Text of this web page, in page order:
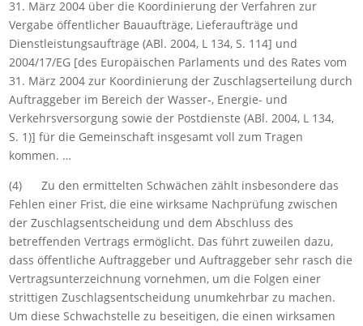
31. März 2004 über die Koordinierung der Verfahren zur
Vergabe öffentlicher Bauaufträge, Lieferaufträge und
Dienstleistungsaufträge (ABl. 2004, L 134, S. 114] und
2004/17/EG [des Europäischen Parlaments und des Rates vom
31. März 2004 zur Koordinierung der Zuschlagserteilung durch
Auftraggeber im Bereich der Wasser‑, Energie- und
Verkehrsversorgung sowie der Postdienste (ABl. 2004, L 134,
S. 1)] für die Gemeinschaft insgesamt voll zum Tragen
kommen. …
(4) Zu den ermittelten Schwächen zählt insbesondere das
Fehlen einer Frist, die eine wirksame Nachprüfung zwischen
der Zuschlagsentscheidung und dem Abschluss des
betreffenden Vertrags ermöglicht. Das führt zuweilen dazu,
dass öffentliche Auftraggeber und Auftraggeber sehr rasch die
Vertragsunterzeichnung vornehmen, um die Folgen einer
strittigen Zuschlagsentscheidung unumkehrbar zu machen.
Um diese Schwachstelle zu beseitigen, die einen wirksamen